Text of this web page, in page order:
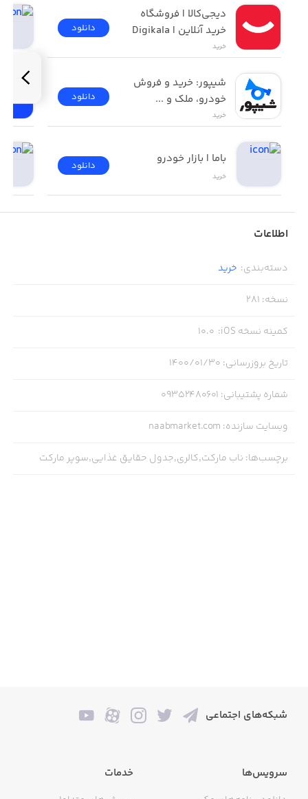
خرید آنلاین | Digikala
خرید
دانلود
خودرو، ملک و ...
خرید
دانلود
باما | بازار خودرو
خرید
دانلود
اطلاعات
دسته‌بندی: خرید
نسخه:
281
کمینه نسخه iOS :
10.0
تاریخ بروزرسانی: ۱۴۰۰/۰۱/۳۰
شماره پشتیبانی:
09352480601
وبسایت سازنده:
naabmarket.com
برچسب‌ها: ناب مارکت,کالری,جدول حقایق غذایی,سوپر مارکت
شبکه‌های اجتماعی
سرویس‌ها خدمات